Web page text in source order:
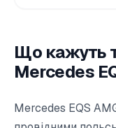
Що кажуть
Mercedes
Mercedes EQS